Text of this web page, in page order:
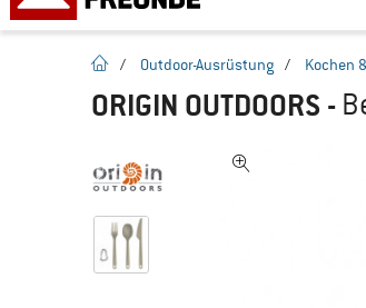
Startseite
/ Outdoor-Ausrüstung / Kochen
ORIGIN OUTDOORS -